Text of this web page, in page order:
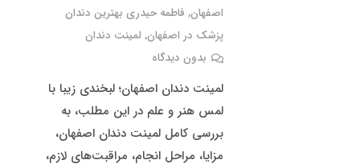
اصفهان, فاطمه حیدری بهترین دندان
پزشک در اصفهان, لمینت دندان
بدون دیدگاه
لمینت دندان اصفهان؛ لبخندی زیبا با
لمس هنر و علم در این مطلب، به
بررسی کامل لمینت دندان اصفهان،
مزایا، مراحل انجام، مراقبت‌های لازم،